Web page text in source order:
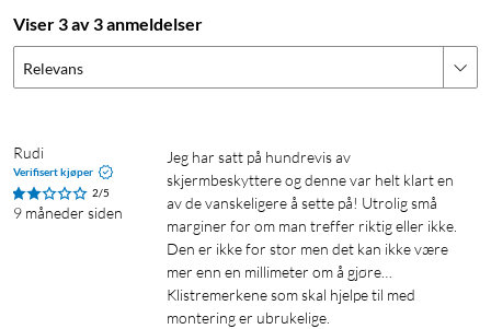
Viser 3 av 3 anmeldelser
Relevans
Rudi
Verifisert kjøper
2/5
9 måneder siden
Jeg har satt på hundrevis av
skjermbeskyttere og denne var helt klart en
av de vanskeligere å sette på! Utrolig små
marginer for om man treffer riktig eller ikke.
Den er ikke for stor men det kan ikke være
mer enn en millimeter om å gjøre…
Klistremerkene som skal hjelpe til med
montering er ubrukelige.